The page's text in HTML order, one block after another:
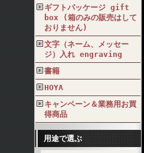
ギフトパッケージ gift
box (箱のみの販売はして
おりません)
文字（ネーム、メッセー
ジ）入れ engraving
書籍
HOYA
キャンペーン＆業務用お買
得商品
用途で選ぶ